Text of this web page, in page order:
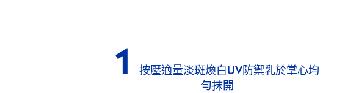
1
按壓適量淡斑煥白UV防禦乳於掌心均
勻抹開